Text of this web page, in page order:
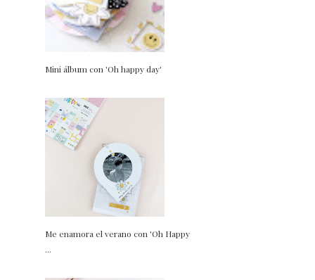
Mini álbum con 'Oh happy day'
Me enamora el verano con 'Oh Happy
...